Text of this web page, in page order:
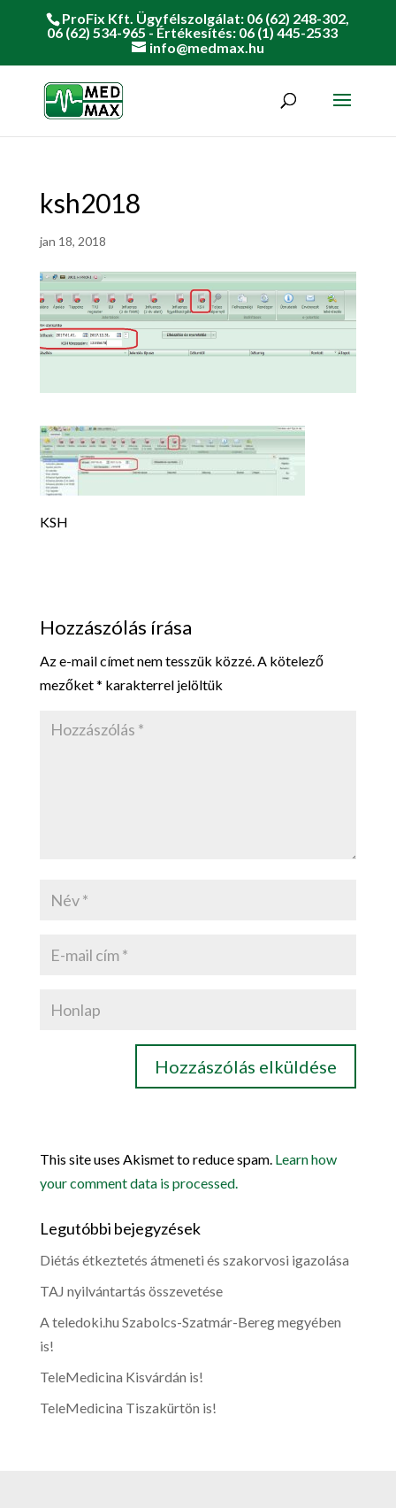
ProFix Kft. Ügyfélszolgálat: 06 (62) 248-302,
06 (62) 534-965 - Értékesítés: 06 (1) 445-2533
info@medmax.hu
ksh2018
jan 18, 2018
KSH
Hozzászólás írása
Az e-mail címet nem tesszük közzé.A kötelező
mezőket* karakterrel jelöltük
This site uses Akismet to reduce spam. Learn how
your comment data is processed.
Legutóbbi bejegyzések
Diétás étkeztetés átmeneti és szakorvosi igazolása
TAJ nyilvántartás összevetése
A teledoki.hu Szabolcs-Szatmár-Bereg megyében
is!
TeleMedicina Kisvárdán is!
TeleMedicina Tiszakürtön is!